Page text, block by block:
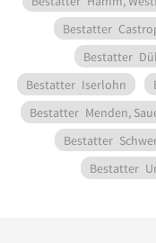
Bestatter
Bestatter
Bestatter Iserlohn
Bestatter Menden,
Bestatter
Bestatter